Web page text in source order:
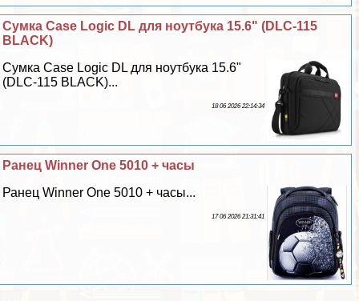
Сумка Case Logic DL для ноутбука 15.6" (DLC-115
BLACK)
Сумка Case Logic DL для ноутбука 15.6"
(DLC-115 BLACK)...
18 06 2026 22:14:34
Ранец Winner One 5010 + часы
Ранец Winner One 5010 + часы...
17 06 2026 21:31:41